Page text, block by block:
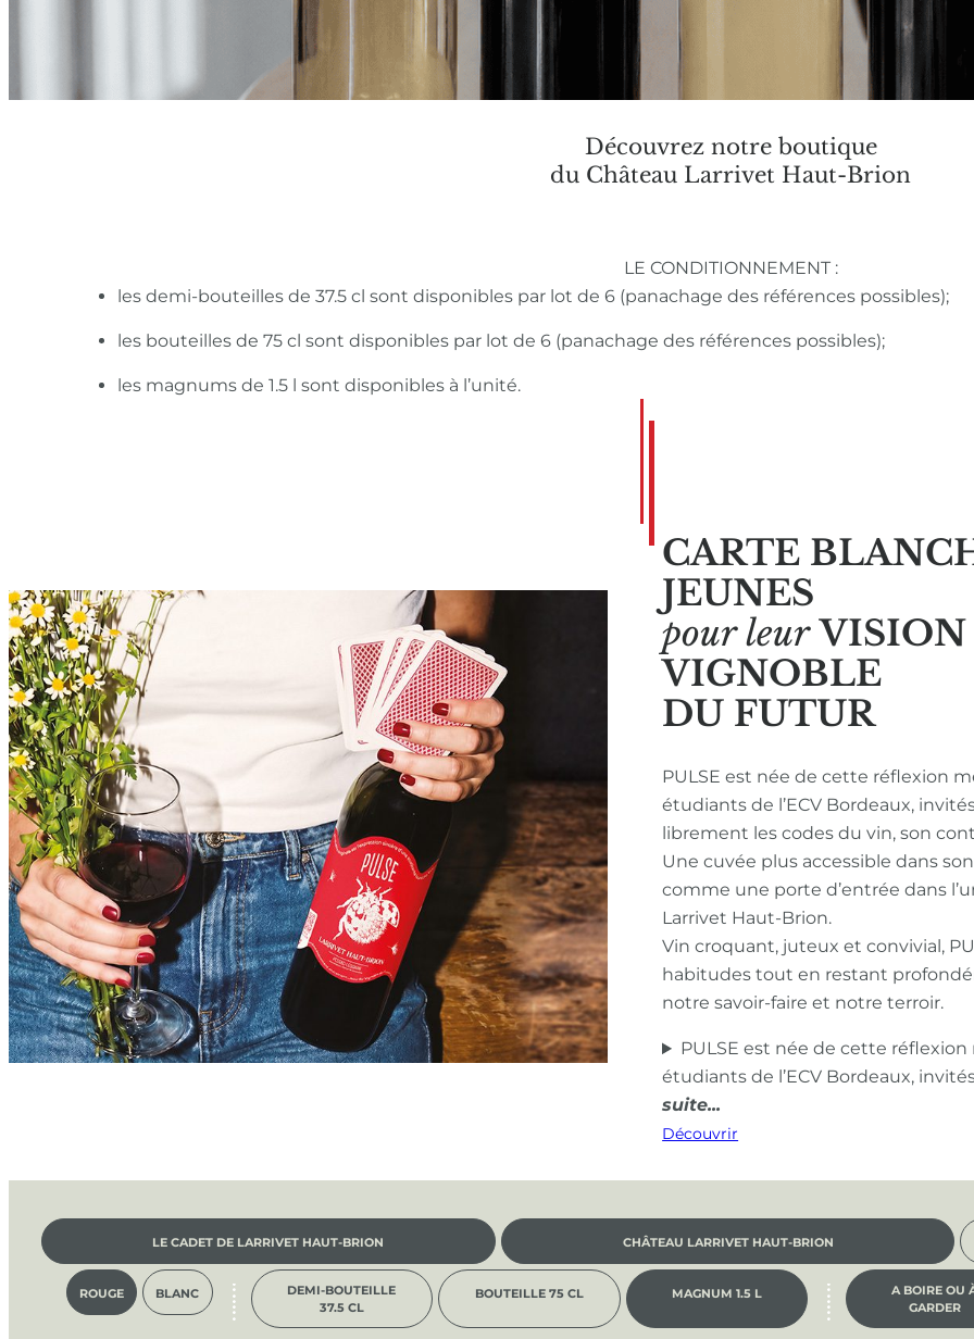
Découvrez notre boutique
du Château Larrivet Haut-Brion
LE CONDITIONNEMENT :
les demi-bouteilles de 37.5 cl sont disponibles par lot de 6 (panachage des références possibles);
les bouteilles de 75 cl sont disponibles par lot de 6 (panachage des références possibles);
les magnums de 1.5 l sont disponibles à l’unité.
CARTE
JEUNES
pour leur
VIGNOBLE
DU FUTUR
PULSE est née de cette réflexion
étudiants de l’ECV Bordeaux,
librement les codes du vin, son
Une cuvée plus accessible dans
comme une porte d’entrée dans
Larrivet Haut-Brion.
Vin croquant, juteux et convivial,
habitudes tout en restant
notre savoir-faire et notre terroir.
PULSE est née de cette réflexion
étudiants de l’ECV Bordeaux,
Découvrir
LE CADET DE LARRIVET HAUT-BRION CHÂTEAU LARRIVET HAUT-BRION
ROUGE BLANC
DEMI-BOUTEILLE
37.5 CL
BOUTEILLE 75 CL MAGNUM 1.5 L
A BOIRE OU
GARDER